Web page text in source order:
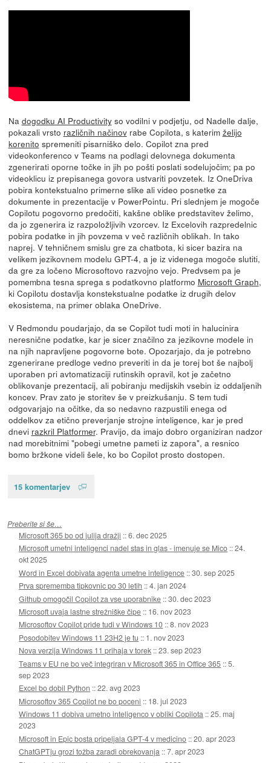
Na dogodku AI Productivityso vodilni v podjetju, od Nadelle dalje,
pokazali vrsto različnih načinovrabe Copilota, s katerim želijo
korenito spremeniti pisarniško delo. Copilot zna pred
videokonferenco v Teams na podlagi delovnega dokumenta
zgenerirati oporne točke in jih po pošti poslati sodelujočim; pa po
videoklicu iz prepisanega govora ustvariti povzetek. Iz OneDriva
pobira kontekstualno primerne slike ali video posnetke za
dokumente in prezentacije v PowerPointu. Pri slednjem je mogoče
Copilotu pogovorno predočiti, kakšne oblike predstavitev želimo,
da jo zgenerira iz razpoložljivih vzorcev. Iz Excelovih razpredelnic
pobira podatke in jih povzema v več različnih oblikah. In tako
naprej. V tehničnem smislu gre za chatbota, ki sicer bazira na
velikem jezikovnem modelu GPT-4, a je iz videnega mogoče slutiti,
da gre za ločeno Microsoftovo razvojno vejo. Predvsem pa je
pomembna tesna sprega s podatkovno platformo Microsoft Graph,
ki Copilotu dostavlja konstekstualne podatke iz drugih delov
ekosistema, na primer oblaka OneDrive.
V Redmondu poudarjajo, da se Copilot tudi moti in halucinira
neresnične podatke, kar je sicer značilno za jezikovne modele in
na njih napravljene pogovorne bote. Opozarjajo, da je potrebno
zgenerirane predloge vedno preveriti in da je torej bot še najbolj
uporaben pri avtomatizaciji rutinskih opravil, kot je začetno
oblikovanje prezentacij, ali pobiranju medijskih vsebin iz oddaljenih
koncev. Prav zato je storitev še v preizkušanju. S tem tudi
odgovarjajo na očitke, da so nedavno razpustili enega od
oddelkov za etično preverjanje strojne inteligence, kar je pred
dnevi razkril Platformer. Pravijo, da imajo dobro organiziran nadzor
nad morebitnimi "pobegi umetne pameti iz zapora", a resnico
bomo bržkone videli šele, ko bo Copilot prosto dostopen.
15 komentarjev
Preberite si še…
Microsoft 365 bo od julija dražji ::6. dec 2025
Microsoft umetni inteligenci nadel stas in glas - imenuje se Mico ::24.
okt 2025
Word in Excel dobivata agenta umetne inteligence ::30. sep 2025
Prva sprememba tipkovnic po 30 letih ::4. jan 2024
Github omogočil Copilot za vse uporabnike ::30. dec 2023
Microsoft uvaja lastne strežniške čipe :: 16. nov 2023
Microsoftov Copilot pride tudi v Windows 10 ::8. nov 2023
Posodobitev Windows 11 23H2 je tu :: 1. nov 2023
Nova verzija Windows 11 prihaja v torek ::23. sep 2023
Teams v EU ne bo več integriran v Microsoft 365 in Office 365 ::5.
sep 2023
Excel bo dobil Python ::22. avg 2023
Microsoftov 365 Copilot ne bo poceni :: 18. jul 2023
Windows 11 dobiva umetno inteligenco v obliki Copilota ::25. maj
2023
Microsoft in Epic bosta pripeljala GPT-4 v medicino ::20. apr 2023
ChatGPTju grozi tožba zaradi obrekovanja ::7. apr 2023